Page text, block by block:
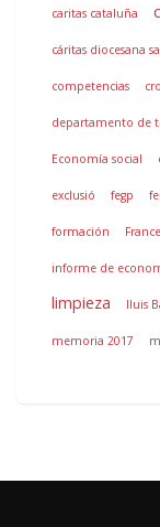
caritas cataluña
cáritas diocesana
competencias
departamento de
Economía social
exclusió fegp
formación
informe de
limpieza lluis
memoria 2017